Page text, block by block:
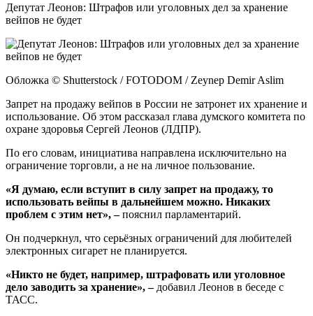
Депутат Леонов: Штрафов или уголовных дел за хранение
вейпов не будет
Обложка © Shutterstock / FOTODOM / Zeynep Demir Aslim
Запрет на продажу вейпов в России не затронет их хранение и
использование. Об этом рассказал глава думского комитета по
охране здоровья Сергей Леонов (ЛДПР).
По его словам, инициатива направлена исключительно на
ограничение торговли, а не на личное пользование.
«Я думаю, если вступит в силу запрет на продажу, то
использовать вейпы в дальнейшем можно. Никаких
проблем с этим нет», –пояснил парламентарий.
Он подчеркнул, что серьёзных ограничений для любителей
электронных сигарет не планируется.
«Никто не будет, например, штрафовать или уголовное
дело заводить за хранение», –добавил Леонов в беседе с
ТАСС.